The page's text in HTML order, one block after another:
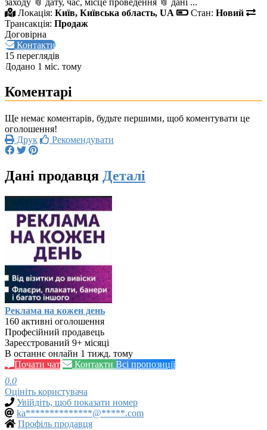
заходу 📎 дату, час, місце проведення 📎 дані ...
Локація: Київ, Київська область, UA Стан: Новий
Трансакція: Продаж
Договірна
Контакти
15 переглядів
Додано 1 міс. тому
Коментарі
Ще немає коментарів, будьте першими, щоб коментувати це
оголошення!
Друк
Рекомендувати
Дані продавця Деталі
Реклама на кожен день
160 активні оголошення
Професійний продавець
Зареєстрований 9+ місяці
В останнє онлайн 1 тижд. тому
Почати чат
Контакти Всі пропозиції
0.0
Оцініть користувача
Увійдіть, щоб показати номер
ka**************@*****.com
Профіль продавця